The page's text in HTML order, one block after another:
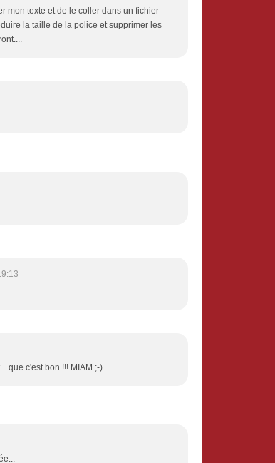
mon texte et de le coller dans un fichier
la taille de la police et supprimer les
que c'est bon !!! MIAM ;-)